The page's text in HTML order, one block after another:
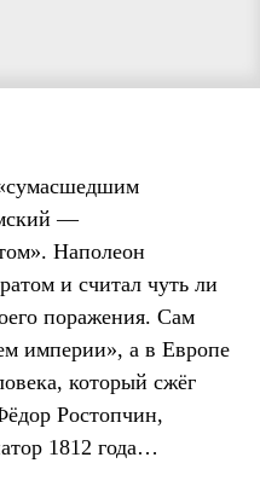
—
Наполеон
и считал чуть ли
поражения. Сам
империи», а в Европе
который сжёг
Ростопчин,
1812 года…